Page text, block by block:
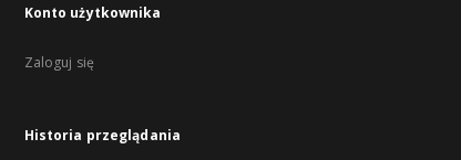
Konto użytkownika
Zaloguj się
Historia przeglądania